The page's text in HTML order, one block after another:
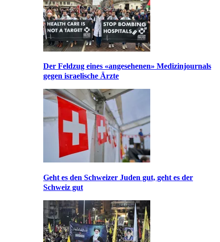
Der Feldzug eines «angesehenen» Medizinjournals
gegen israelische Ärzte
Geht es den Schweizer Juden gut, geht es der
Schweiz gut